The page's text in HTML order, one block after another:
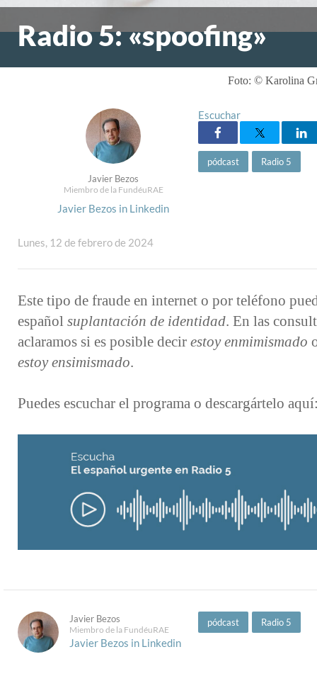
Radio 5: «spoofing»
Foto: © Karolina
Javier Bezos
Miembro de la FundéuRAE
Javier Bezos in Linkedin
Escuchar
pódcast Radio 5
Lunes, 12 de febrero de 2024
Este tipo de fraude en internet o por teléfono
español suplantación de identidad. En las
aclaramos si es posible decir estoy enmimismado
estoy ensimismado.
Puedes escuchar el programa o descargártelo
Javier Bezos
Miembro de la FundéuRAE
Javier Bezos in Linkedin
pódcast Radio 5